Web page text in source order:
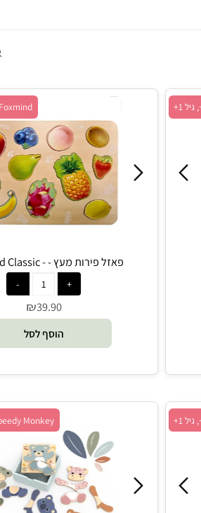
Foxmind, מש' 1+, גיל 1.5+
פאזל פירות מעץ - - Foxmind Classic
₪39.90
Speedy Monkey, מש' 1+, גיל 2+